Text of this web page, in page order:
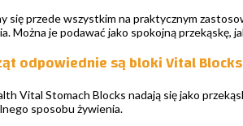
się przede wszystkim na praktycznym
Można je podawać jako spokojną przekąskę,
odpowiednie są bloki Vital
Vital Stomach Blocks nadają się jako
sposobu żywienia.